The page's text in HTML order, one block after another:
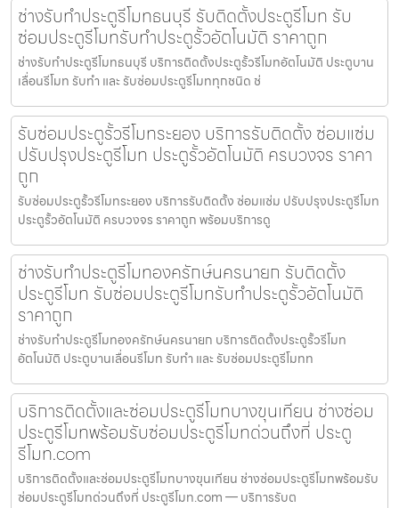
ช่างรับทำประตูรีโมทธนบุรี รับติดตั้งประตูรีโมท รับ
ซ่อมประตูรีโมทรับทำประตูรั้วอัตโนมัติ ราคาถูก
ช่างรับทำประตูรีโมทธนบุรี บริการติดตั้งประตูรั้วรีโมทอัตโนมัติ ประตูบาน
เลื่อนรีโมท รับทำ และ รับซ่อมประตูรีโมททุกชนิด ช่
รับซ่อมประตูรั้วรีโมทระยอง บริการรับติดตั้ง ซ่อมแซ่ม
ปรับปรุงประตูรีโมท ประตูรั้วอัตโนมัติ ครบวงจร ราคา
ถูก
รับซ่อมประตูรั้วรีโมทระยอง บริการรับติดตั้ง ซ่อมแซ่ม ปรับปรุงประตูรีโมท
ประตูรั้วอัตโนมัติ ครบวงจร ราคาถูก พร้อมบริการดู
ช่างรับทำประตูรีโมทองครักษ์นครนายก รับติดตั้ง
ประตูรีโมท รับซ่อมประตูรีโมทรับทำประตูรั้วอัตโนมัติ
ราคาถูก
ช่างรับทำประตูรีโมทองครักษ์นครนายก บริการติดตั้งประตูรั้วรีโมท
อัตโนมัติ ประตูบานเลื่อนรีโมท รับทำ และ รับซ่อมประตูรีโมทท
บริการติดตั้งและซ่อมประตูรีโมทบางขุนเทียน ช่างซ่อม
ประตูรีโมทพร้อมรับซ่อมประตูรีโมทด่วนถึงที่ ประตู
รีโมท.com
บริการติดตั้งและซ่อมประตูรีโมทบางขุนเทียน ช่างซ่อมประตูรีโมทพร้อมรับ
ซ่อมประตูรีโมทด่วนถึงที่ ประตูรีโมท.com — บริการรับต